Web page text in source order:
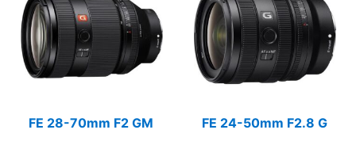
FE 28-70mm F2 GM FE 24-50mm F2.8 G